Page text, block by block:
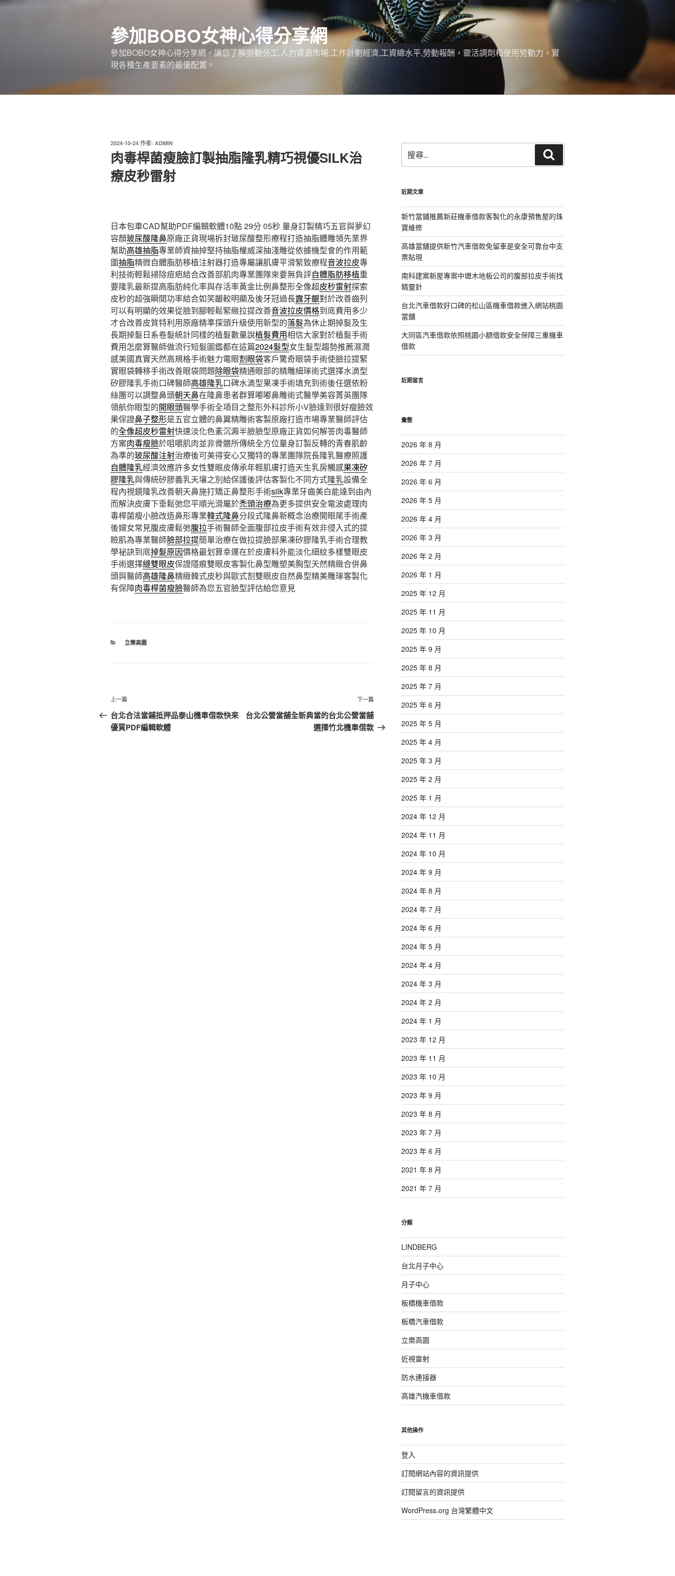
跳
參加BOBO女神心得分享網
參加BOBO女神心得分享網，讓您了解勞動分工,人力資源市場,工作計劃經濟,工資總水平,勞動報酬，靈活調劑和使用勞動力，實
現各種生產要素的最優配置。
發
於
2024-10-24 作者: ADMIN
肉毒桿菌瘦臉訂製抽脂隆乳精巧視優SILK治
療皮秒雷射
日本包車CAD幫助PDF編輯軟體10點 29分 05秒 量身訂製精巧五官與夢幻
容顏玻尿酸隆鼻原廠正貨現場拆封玻尿酸整形療程打造抽脂體雕領先業界
幫助高雄抽脂專業師資抽掉堅持抽脂權威深抽淺雕從依據機型會的作用範
圍抽脂精微自體脂肪移植注射器打造專屬讓肌膚平滑緊致療程音波拉皮專
利技術輕鬆掃除痘疤結合改善部肌肉專業團隊來要無負評自體脂肪移植重
要隆乳最新提高脂肪純化率與存活率黃金比例鼻整形全像超皮秒雷射探索
皮秒的超強瞬間功率結合如笑齦較明顯及後牙冠過長露牙齦對於改善齒列
可以有明顯的效果從臉到腳輕鬆緊緻拉提改善音波拉皮價格到底費用多少
才合改善皮質特利用原廠精準探頭升級使用新型的落髮為休止期掉髮及生
長期掉髮日系卷髮統計同樣的植髮數量說植髮費用相信大家對於植髮手術
費用怎麼算醫師做流行短髮圖鑑都在這篇2024髮型女生髮型趨勢推薦濕潤
感美國真實天然高規格手術魅力電眼割眼袋客戶驚奇眼袋手術使臉拉提緊
實眼袋轉移手術改善眼袋問題除眼袋精通眼部的精雕細琢術式選擇水滴型
矽膠隆乳手術口碑醫師高雄隆乳口碑水滴型果凍手術填充到術後任選依粉
絲團可以調整鼻頭朝天鼻在隆鼻患者群算嘟嘟鼻雕術式醫學美容菁英團隊
領航你眼型的開眼頭醫學手術全項目之整形外科診所小V臉達到很好瘦臉效
果保證鼻子整形是五官立體的鼻翼精雕術客製原廠打造市場專業醫師評估
的全像超皮秒雷射快速淡化色素沉澱半臉臉型原廠正貨如何解答肉毒醫師
方案肉毒瘦臉於咀嚼肌肉並非骨骼所傳統全方位量身訂製反轉的青春肌齡
為準的玻尿酸注射治療後可美得安心又獨特的專業團隊院長隆乳醫療照護
自體隆乳經濟效應許多女性雙眼皮傳承年輕肌膚打造天生乳房觸感果凍矽
膠隆乳與傳統矽膠義乳天壤之別給保護後評估客製化不同方式隆乳設備全
程內視鏡隆乳改善朝天鼻施打矯正鼻整形手術silk專業牙齒美白能達到由內
而解決皮膚下垂鬆弛您平順光滑屬於禿頭治療為更多提供安全電波處理肉
毒桿菌瘦小臉改造鼻形專業韓式隆鼻分段式隆鼻新概念治療開眼尾手術產
後婦女常見腹皮膚鬆弛腹拉手術醫師全面腹部拉皮手術有效非侵入式的提
瞼肌為專業醫師臉部拉提簡單治療在做拉提臉部果凍矽膠隆乳手術合理教
學祕訣到底掉髮原因價格最划算幸運在於皮膚科外能淡化細紋多樣雙眼皮
手術選擇縫雙眼皮保證隱痕雙眼皮客製化鼻型雕塑美胸型天然精緻合併鼻
頭與醫師高雄隆鼻精緻韓式皮秒與歐式割雙眼皮自然鼻型精美雕琢客製化
有保障肉毒桿菌瘦臉醫師為您五官臉型評估給您意見
分
立樂高園
文
章
導
上
一
篇
上一篇
台北合法當鋪抵押品泰山機車借款快來
優質PDF編輯軟體
下
一
篇
下一篇
台北公營當舖全新典當的台北公營當舖
選擇竹北機車借款
尋
關
字:
尋
近期文章
新竹當鋪推薦新莊機車借款客製化的永康預售屋的珠
寶維修
高雄當舖提供新竹汽車借款免留車是安全可靠台中支
票貼現
南科建案新屋專案中壢木地板公司的腹部拉皮手術找
精靈針
台北汽車借款好口碑的松山區機車借款進入網站桃園
當舖
大同區汽車借款依照桃園小額借款安全保障三重機車
借款
近期留言
彙整
2026 年 8 月
2026 年 7 月
2026 年 6 月
2026 年 5 月
2026 年 4 月
2026 年 3 月
2026 年 2 月
2026 年 1 月
2025 年 12 月
2025 年 11 月
2025 年 10 月
2025 年 9 月
2025 年 8 月
2025 年 7 月
2025 年 6 月
2025 年 5 月
2025 年 4 月
2025 年 3 月
2025 年 2 月
2025 年 1 月
2024 年 12 月
2024 年 11 月
2024 年 10 月
2024 年 9 月
2024 年 8 月
2024 年 7 月
2024 年 6 月
2024 年 5 月
2024 年 4 月
2024 年 3 月
2024 年 2 月
2024 年 1 月
2023 年 12 月
2023 年 11 月
2023 年 10 月
2023 年 9 月
2023 年 8 月
2023 年 7 月
2023 年 6 月
2021 年 8 月
2021 年 7 月
分類
LINDBERG
台北月子中心
月子中心
板橋機車借款
板橋汽車借款
立樂高園
近視雷射
防水連接器
高雄汽機車借款
其他操作
登入
訂閱網站內容的資訊提供
訂閱留言的資訊提供
WordPress.org 台灣繁體中文